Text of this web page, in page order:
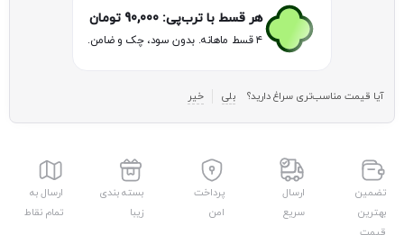
هر قسط با ترب‌پی:90,000 تومان
۴ قسط ماهانه. بدون سود، چک و ضامن.
آیا قیمت مناسب‌تری سراغ دارید؟ بلی خیر
تضمین
بهترین
ارسال
سریع
پرداخت
امن
بسته بندی
زیبا
ارسال به
تمام نقاط